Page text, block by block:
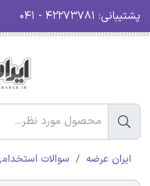
پشتیبانی:
ایران عرضه سوالات